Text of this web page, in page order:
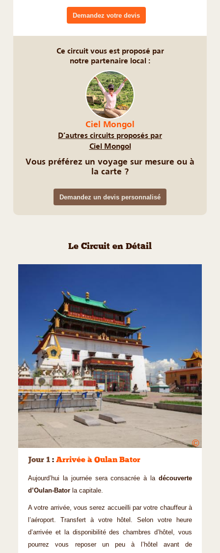
Demandez votre devis
Ce circuit vous est proposé par
notre partenaire local :
Ciel Mongol
D’autres circuits proposés par
Ciel Mongol
Vous préférez un voyage sur mesure ou à
la carte ?
Demandez un devis personnalisé
Le Circuit en Détail
©
Jour 1 : Arrivée à Oulan Bator
Aujourd’hui la journée sera consacrée à la découverte
d’Oulan-Bator la capitale.
A votre arrivée, vous serez accueilli par votre chauffeur à
l’aéroport. Transfert à votre hôtel. Selon votre heure
d’arrivée et la disponibilité des chambres d’hôtel, vous
pourrez vous reposer un peu à l’hôtel avant de